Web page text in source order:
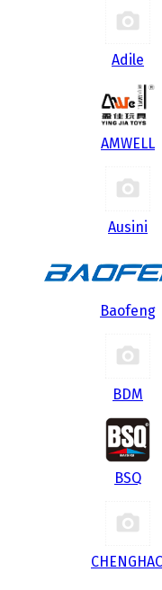
Adile
AMWELL
Ausini
Baofeng
BDM
BSQ